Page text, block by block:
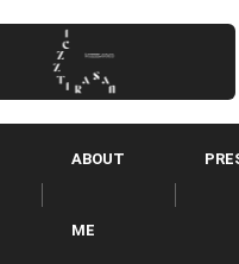
ABOUT
ME